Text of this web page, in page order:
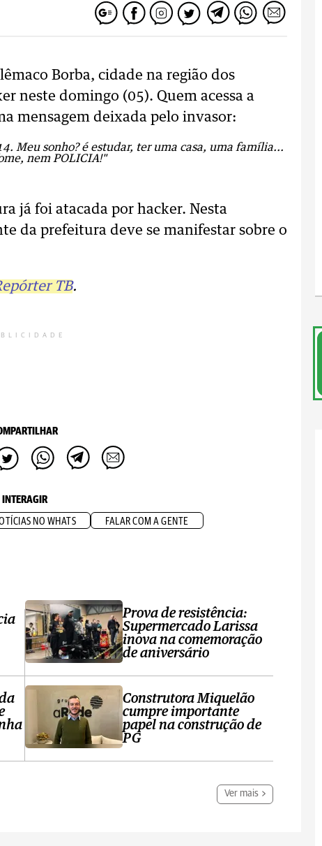
Borba, cidade na região dos
neste domingo (05). Quem acessa a
mensagem deixada pelo invasor:
Meu sonho? é estudar, ter uma casa, uma família...
nem POLICIA!"
já foi atacada por hacker. Nesta
da prefeitura deve se manifestar sobre o
TB.
INTERAGIR
NO WHATS FALAR COM A GENTE
Prova de resistência:
Supermercado Larissa
inova na comemoração
de aniversário
Construtora Miquelão
cumpre importante
papel na construção de
PG
Ver mais